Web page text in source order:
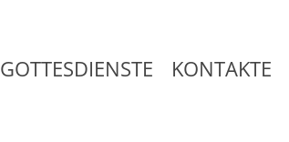
GOTTESDIENSTE KONTAKTE